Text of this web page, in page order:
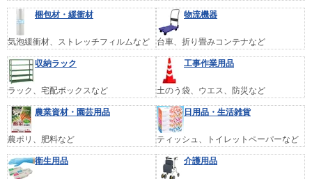
梱包材・緩衝材
気泡緩衝材、ストレッチフィルムなど
物流機器
台車、折り畳みコンテナなど
収納ラック
ラック、宅配ボックスなど
工事作業用品
土のう袋、ウエス、防災など
農業資材・園芸用品
農ポリ、肥料など
日用品・生活雑貨
ティッシュ、トイレットペーパーなど
衛生用品 介護用品